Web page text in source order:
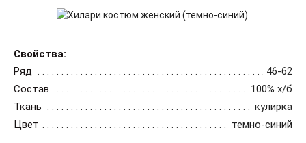
Свойства:
Ряд
46-62
Состав
100% х/б
Ткань
кулирка
Цвет
темно-синий